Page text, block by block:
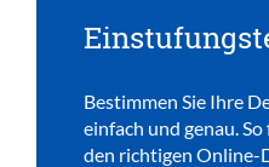
Bestimmen Sie Ihre
einfach und genau.
den richtigen Online-